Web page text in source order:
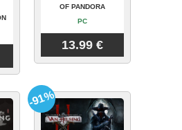
OF PANDORA
PC
13.99 €
-91%